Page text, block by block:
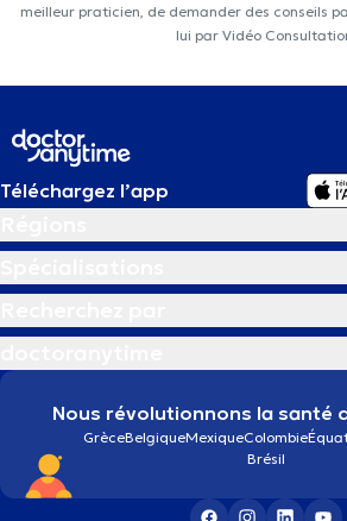
meilleur praticien, de demander des conseils
lui par Vidéo
Téléchargez l’app
Nous révolutionnons la santé
GrèceBelgiqueMexiqueColombie
Brésil